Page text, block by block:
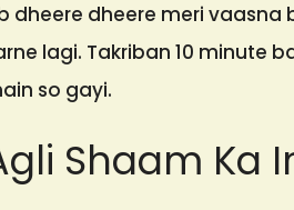
dheere dheere meri vaasna
lagi. Takriban 10 minute
so gayi.
Shaam Ka